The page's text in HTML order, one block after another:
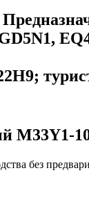
M33Y1-
без